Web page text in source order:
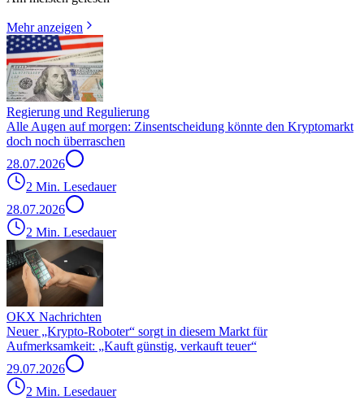
Mehr anzeigen
Regierung und Regulierung
Alle Augen auf morgen: Zinsentscheidung könnte den Kryptomarkt
doch noch überraschen
28.07.2026
2 Min. Lesedauer
28.07.2026
2 Min. Lesedauer
OKX Nachrichten
Neuer „Krypto-Roboter“ sorgt in diesem Markt für
Aufmerksamkeit: „Kauft günstig, verkauft teuer“
29.07.2026
2 Min. Lesedauer